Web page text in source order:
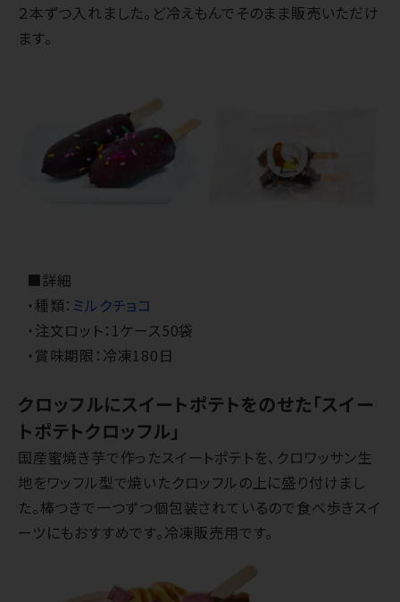
２本ずつ入れました。ど冷えもんでそのまま販売いただけ
ます。
■詳細
・種類： ミルクチョコ
・注文ロット：1ケース50袋
・賞味期限：冷凍180日
クロッフルにスイートポテトをのせた「スイー
トポテトクロッフル」
国産蜜焼き芋で作ったスイートポテトを、クロワッサン生
地をワッフル型で焼いたクロッフルの上に盛り付けまし
た。棒つきで一つずつ個包装されているので食べ歩きスイ
ーツにもおすすめです。冷凍販売用です。